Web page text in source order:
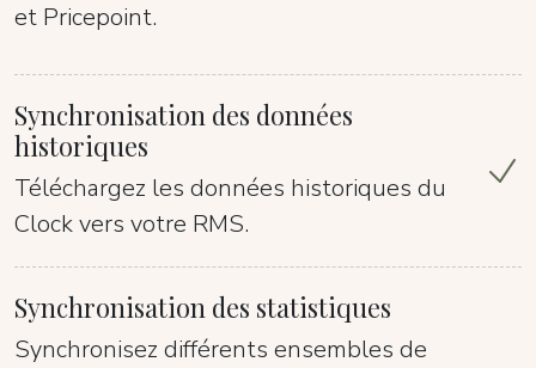
et Pricepoint.
Synchronisation des données
historiques
Téléchargez les données historiques du
Clock vers votre RMS.
Synchronisation des statistiques
Synchronisez différents ensembles de